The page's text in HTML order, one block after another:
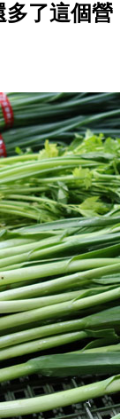
多了這個營